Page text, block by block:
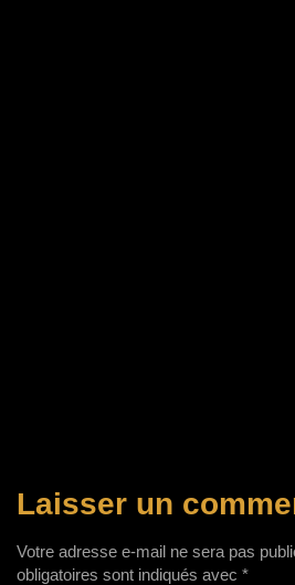
Laisser un
Votre adresse e-mail ne sera pas
obligatoires sont indiqués avec *